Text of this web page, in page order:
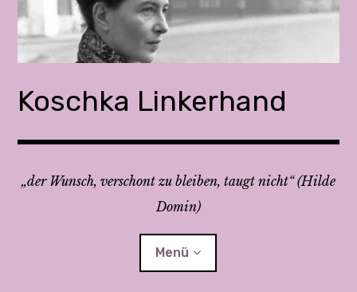
Koschka Linkerhand
„der Wunsch, verschont zu bleiben, taugt nicht“ (Hilde
Domin)
Menü